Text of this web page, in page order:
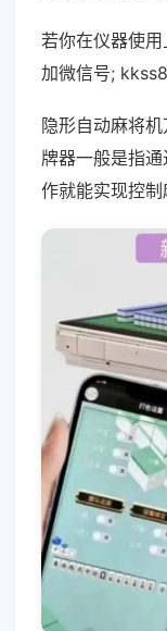
若你在仪器使
加微信号;
隐形自动麻将
牌器一般是指
作就能实现控制